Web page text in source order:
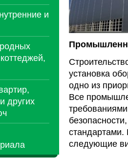
и
других
установка
одно из
Все
следующие